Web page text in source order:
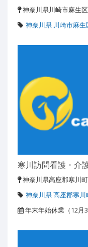
神奈川県川崎市麻生
神奈川県 川崎市麻生
寒川訪問看護・
神奈川県高座郡寒川
神奈川県 高座郡寒川
年末年始休業（12月